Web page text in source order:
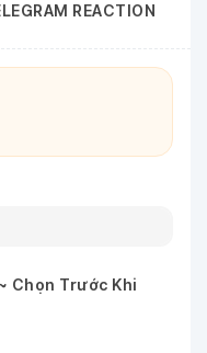
REACTION
Chọn Trước Khi